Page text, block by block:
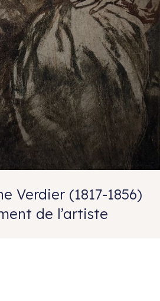
Verdier (1817-1856)
de l’artiste